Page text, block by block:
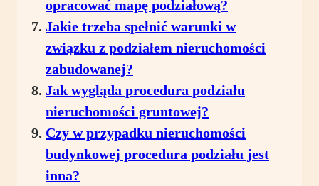
opracować mapę podziałową?
Jakie trzeba spełnić warunki w
związku z podziałem nieruchomości
zabudowanej?
Jak wygląda procedura podziału
nieruchomości gruntowej?
Czy w przypadku nieruchomości
budynkowej procedura podziału jest
inna?